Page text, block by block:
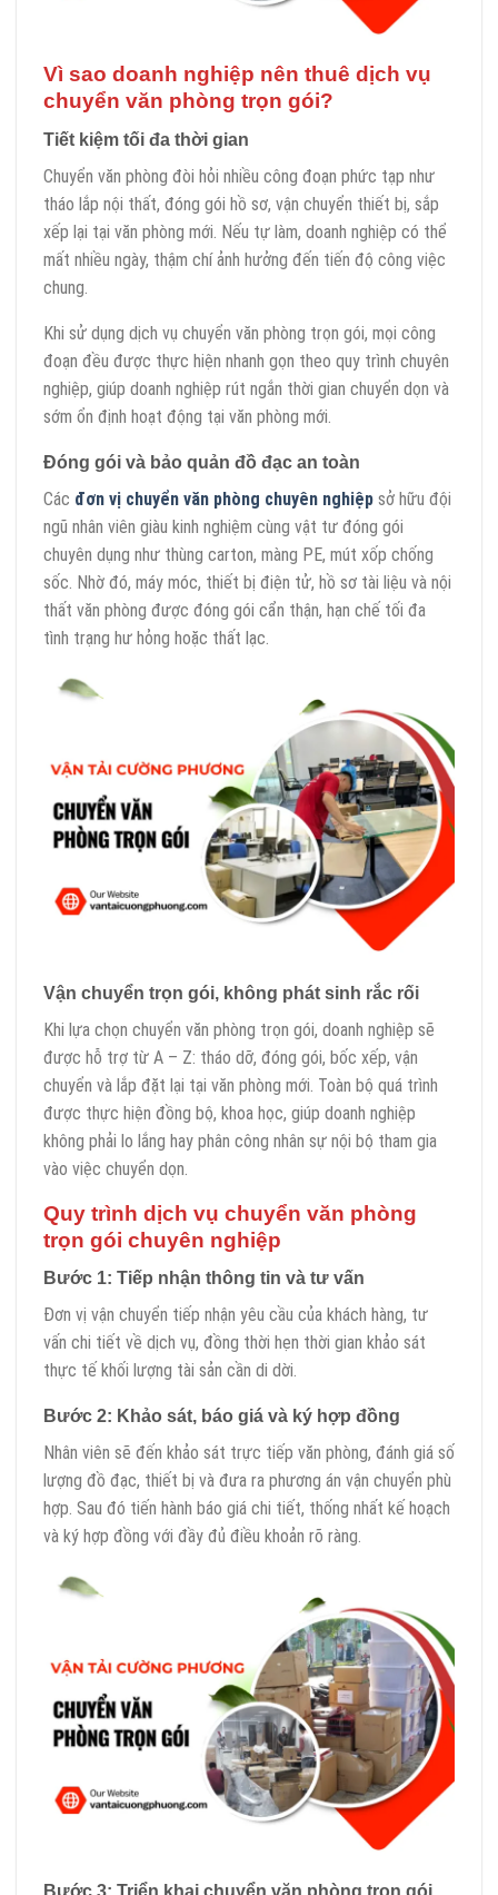
Vì sao doanh nghiệp nên thuê dịch vụ
chuyển văn phòng trọn gói?
Tiết kiệm tối đa thời gian
Chuyển văn phòng đòi hỏi nhiều công đoạn phức tạp như
tháo lắp nội thất, đóng gói hồ sơ, vận chuyển thiết bị, sắp
xếp lại tại văn phòng mới. Nếu tự làm, doanh nghiệp có thể
mất nhiều ngày, thậm chí ảnh hưởng đến tiến độ công việc
chung.
Khi sử dụng dịch vụ chuyển văn phòng trọn gói, mọi công
đoạn đều được thực hiện nhanh gọn theo quy trình chuyên
nghiệp, giúp doanh nghiệp rút ngắn thời gian chuyển dọn và
sớm ổn định hoạt động tại văn phòng mới.
Đóng gói và bảo quản đồ đạc an toàn
Các đơn vị chuyển văn phòng chuyên nghiệp sở hữu đội
ngũ nhân viên giàu kinh nghiệm cùng vật tư đóng gói
chuyên dụng như thùng carton, màng PE, mút xốp chống
sốc. Nhờ đó, máy móc, thiết bị điện tử, hồ sơ tài liệu và nội
thất văn phòng được đóng gói cẩn thận, hạn chế tối đa
tình trạng hư hỏng hoặc thất lạc.
Vận chuyển trọn gói, không phát sinh rắc rối
Khi lựa chọn chuyển văn phòng trọn gói, doanh nghiệp sẽ
được hỗ trợ từ A – Z: tháo dỡ, đóng gói, bốc xếp, vận
chuyển và lắp đặt lại tại văn phòng mới. Toàn bộ quá trình
được thực hiện đồng bộ, khoa học, giúp doanh nghiệp
không phải lo lắng hay phân công nhân sự nội bộ tham gia
vào việc chuyển dọn.
Quy trình dịch vụ chuyển văn phòng
trọn gói chuyên nghiệp
Bước 1: Tiếp nhận thông tin và tư vấn
Đơn vị vận chuyển tiếp nhận yêu cầu của khách hàng, tư
vấn chi tiết về dịch vụ, đồng thời hẹn thời gian khảo sát
thực tế khối lượng tài sản cần di dời.
Bước 2: Khảo sát, báo giá và ký hợp đồng
Nhân viên sẽ đến khảo sát trực tiếp văn phòng, đánh giá số
lượng đồ đạc, thiết bị và đưa ra phương án vận chuyển phù
hợp. Sau đó tiến hành báo giá chi tiết, thống nhất kế hoạch
và ký hợp đồng với đầy đủ điều khoản rõ ràng.